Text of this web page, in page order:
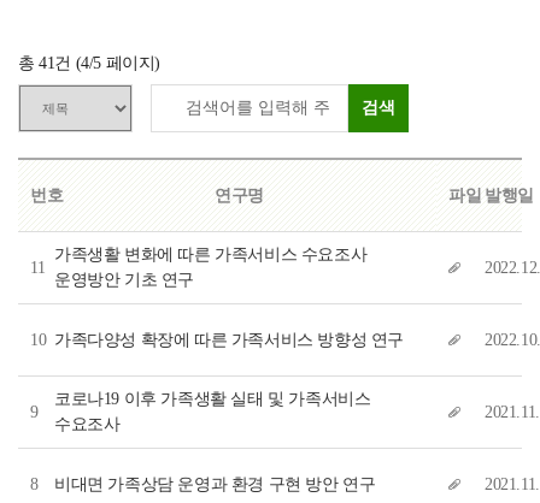
총41건 (4/5 페이지)
검색
번호 연구명 파일발행일
11
가족생활 변화에 따른 가족서비스 수요조사
운영방안 기초 연구
2022.12.
10 가족다양성 확장에 따른 가족서비스 방향성 연구 2022.10.
9
코로나19 이후 가족생활 실태 및 가족서비스
수요조사
2021.11.
8 비대면 가족상담 운영과 환경 구현 방안 연구 2021.11.